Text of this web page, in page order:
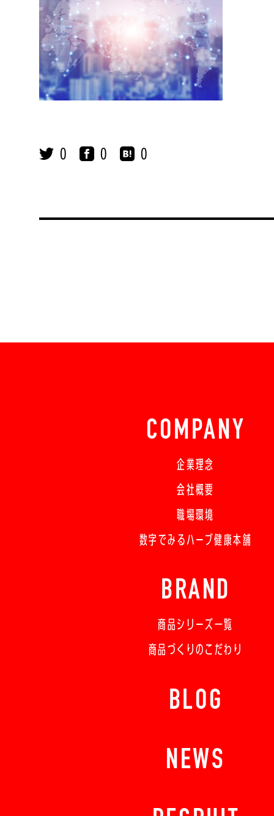
0 0 0
COMPANY
企業理念
会社概要
職場環境
数字でみるハーブ健康本舗
BRAND
商品シリーズ一覧
商品づくりのこだわり
BLOG
NEWS